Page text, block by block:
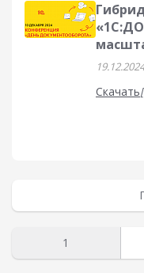
«1С:ДО
19.12.2024
Скачать
1